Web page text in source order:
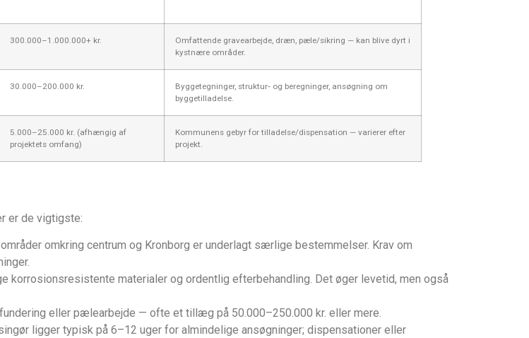
300.000–1.000.000+ kr.
Omfattende gravearbejde, dræn, pæle/sikring — kan blive dyrt i
kystnære områder.
30.000–200.000 kr.
Byggetegninger, struktur‑ og beregninger, ansøgning om
byggetilladelse.
5.000–25.000 kr. (afhængig af
projektets omfang)
Kommunens gebyr for tilladelse/dispensation — varierer efter
projekt.
er de vigtigste:
omkring centrum og Kronborg er underlagt særlige bestemmelser. Krav om
korrosionsresistente materialer og ordentlig efterbehandling. Det øger levetid, men også
eller pælearbejde — ofte et tillæg på 50.000–250.000 kr. eller mere.
ligger typisk på 6–12 uger for almindelige ansøgninger; dispensationer eller